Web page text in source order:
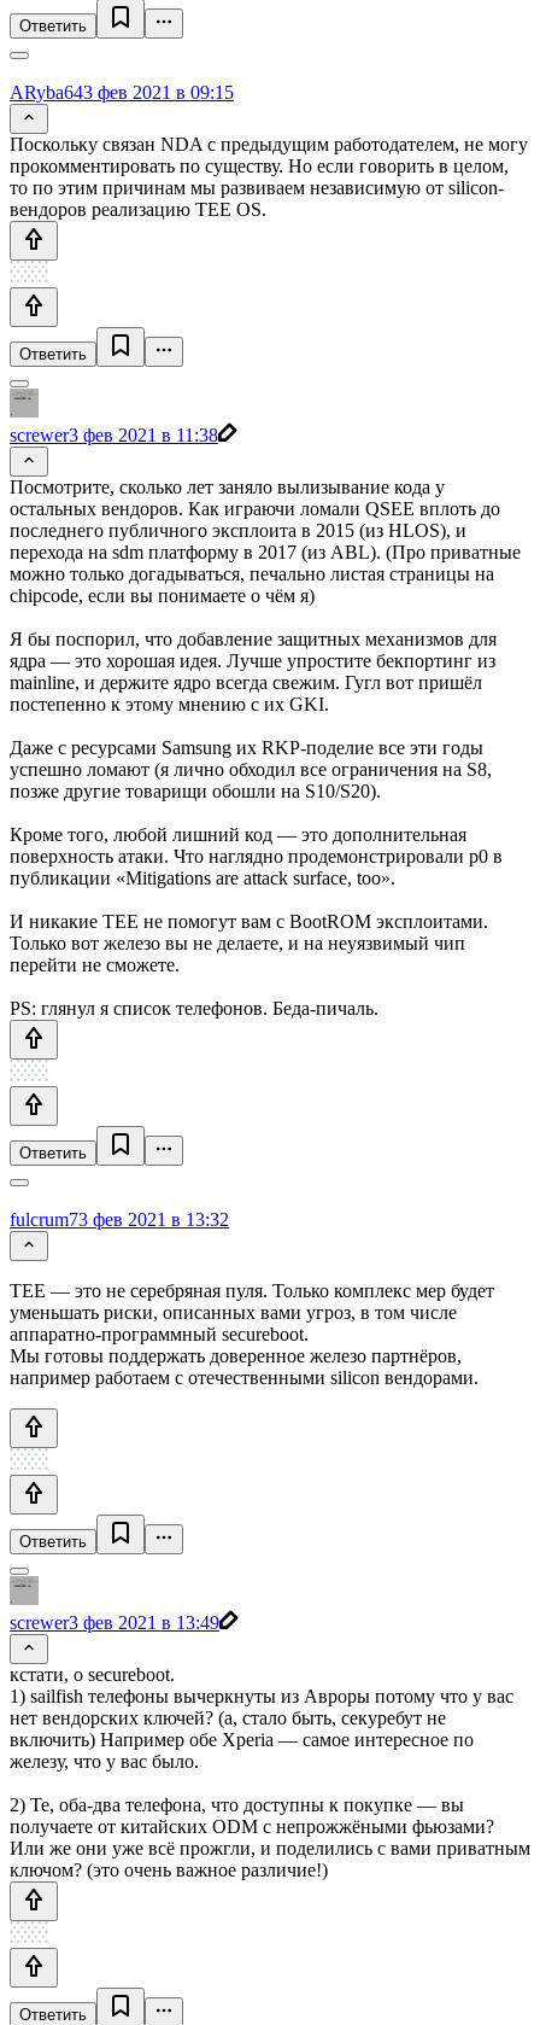
Ответить
ARyba643 фев 2021 в 09:15
Поскольку связан NDA с предыдущим работодателем, не могу
прокомментировать по существу. Но если говорить в целом,
то по этим причинам мы развиваем независимую от silicon-
вендоров реализацию TEE OS.
Ответить
screwer3 фев 2021 в 11:38
Посмотрите, сколько лет заняло вылизывание кода у
остальных вендоров. Как играючи ломали QSEE вплоть до
последнего публичного эксплоита в 2015 (из HLOS), и
перехода на sdm платформу в 2017 (из ABL). (Про приватные
можно только догадываться, печально листая страницы на
chipcode, если вы понимаете о чём я)
Я бы поспорил, что добавление защитных механизмов для
ядра — это хорошая идея. Лучше упростите бекпортинг из
mainline, и держите ядро всегда свежим. Гугл вот пришёл
постепенно к этому мнению с их GKI.
Даже с ресурсами Samsung их RKP-поделие все эти годы
успешно ломают (я лично обходил все ограничения на S8,
позже другие товарищи обошли на S10/S20).
Кроме того, любой лишний код — это дополнительная
поверхность атаки. Что наглядно продемонстрировали p0 в
публикации «Mitigations are attack surface, too».
И никакие TEE не помогут вам с BootROM эксплоитами.
Только вот железо вы не делаете, и на неуязвимый чип
перейти не сможете.
PS: глянул я список телефонов. Беда-пичаль.
Ответить
fulcrum73 фев 2021 в 13:32
TEE — это не серебряная пуля. Только комплекс мер будет
уменьшать риски, описанных вами угроз, в том числe
аппаратно-программный secureboot.
Мы готовы поддержать доверенное железо партнёров,
например работаем с отечественными silicon вендорами.
Ответить
screwer3 фев 2021 в 13:49
кстати, о secureboot.
1) sailfish телефоны вычеркнуты из Авроры потому что у вас
нет вендорских ключей? (а, стало быть, секуребут не
включить) Например обе Xperia — самое интересное по
железу, что у вас было.
2) Те, оба-два телефона, что доступны к покупке — вы
получаете от китайских ODM с непрожжёными фьюзами?
Или же они уже всё прожгли, и поделились с вами приватным
ключом? (это очень важное различие!)
Ответить